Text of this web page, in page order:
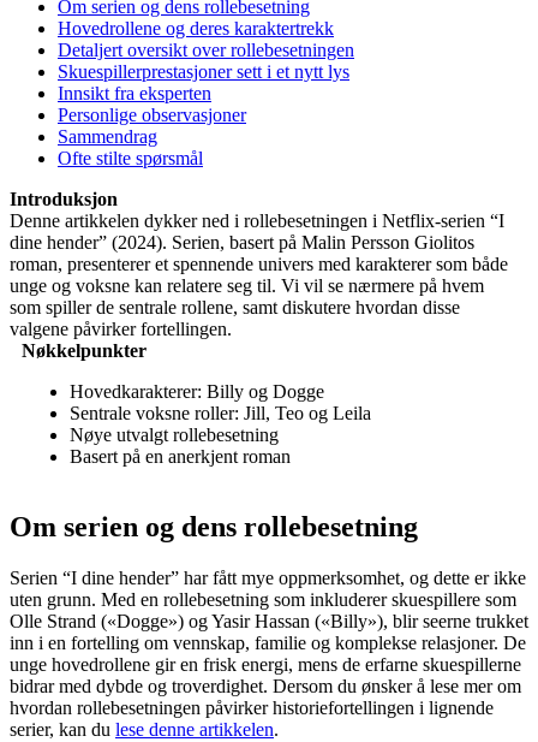
Om serien og dens rollebesetning
Hovedrollene og deres karaktertrekk
Detaljert oversikt over rollebesetningen
Skuespillerprestasjoner sett i et nytt lys
Innsikt fra eksperten
Personlige observasjoner
Sammendrag
Ofte stilte spørsmål
Introduksjon
Denne artikkelen dykker ned i rollebesetningen i Netflix-serien “I
dine hender” (2024). Serien, basert på Malin Persson Giolitos
roman, presenterer et spennende univers med karakterer som både
unge og voksne kan relatere seg til. Vi vil se nærmere på hvem
som spiller de sentrale rollene, samt diskutere hvordan disse
valgene påvirker fortellingen.
Nøkkelpunkter
Hovedkarakterer: Billy og Dogge
Sentrale voksne roller: Jill, Teo og Leila
Nøye utvalgt rollebesetning
Basert på en anerkjent roman
Om serien og dens rollebesetning
Serien “I dine hender” har fått mye oppmerksomhet, og dette er ikke
uten grunn. Med en rollebesetning som inkluderer skuespillere som
Olle Strand («Dogge») og Yasir Hassan («Billy»), blir seerne trukket
inn i en fortelling om vennskap, familie og komplekse relasjoner. De
unge hovedrollene gir en frisk energi, mens de erfarne skuespillerne
bidrar med dybde og troverdighet. Dersom du ønsker å lese mer om
hvordan rollebesetningen påvirker historiefortellingen i lignende
serier, kan du lese denne artikkelen.